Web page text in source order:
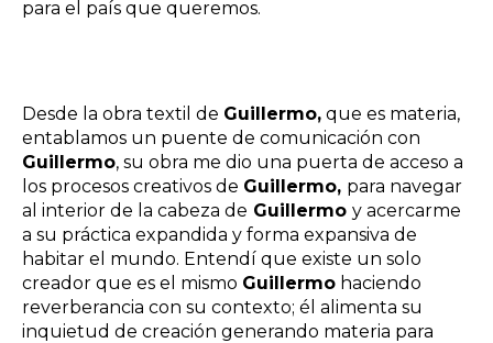
para el país que queremos.
Desde la obra textil de Guillermo, que es materia,
entablamos un puente de comunicación con
Guillermo, su obra me dio una puerta de acceso a
los procesos creativos de Guillermo, para navegar
al interior de la cabeza de Guillermo y acercarme
a su práctica expandida y forma expansiva de
habitar el mundo. Entendí que existe un solo
creador que es el mismo Guillermo haciendo
reverberancia con su contexto; él alimenta su
inquietud de creación generando materia para